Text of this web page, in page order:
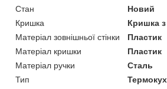
Стан
Новий
Кришка
Кришка
Матеріал зовнішньої стінки
Пластик
Матеріал кришки
Пластик
Матеріал ручки
Сталь
Тип